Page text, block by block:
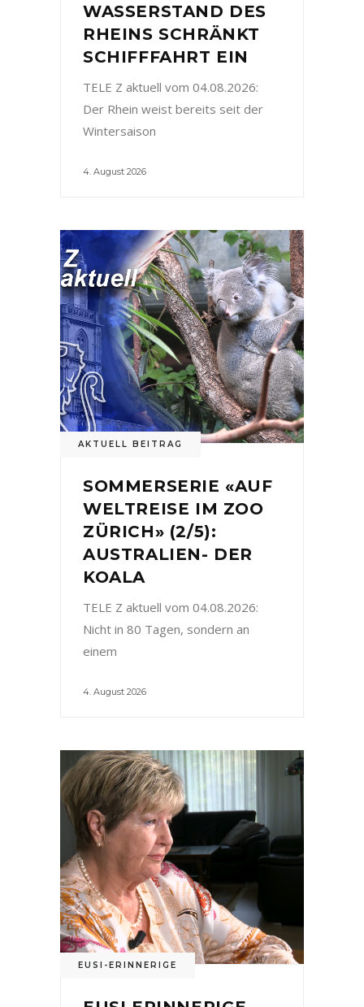
WASSERSTAND DES
RHEINS SCHRÄNKT
SCHIFFFAHRT EIN
TELE Z aktuell vom 04.08.2026:
Der Rhein weist bereits seit der
Wintersaison
4. August 2026
AKTUELL BEITRAG
SOMMERSERIE «AUF
WELTREISE IM ZOO
ZÜRICH» (2/5):
AUSTRALIEN- DER
KOALA
TELE Z aktuell vom 04.08.2026:
Nicht in 80 Tagen, sondern an
einem
4. August 2026
EUSI-ERINNERIGE